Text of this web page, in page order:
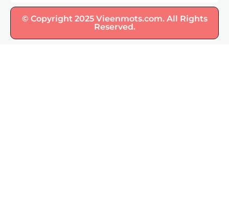
© Copyright 2025 Vieenmots.com. All Rights
Reserved.